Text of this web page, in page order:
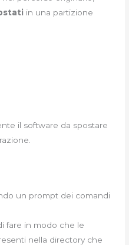
in una partizione
il software da spostare
un prompt dei comandi
fare in modo che le
nella directory che